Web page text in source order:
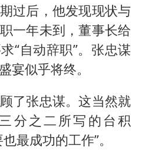
过后，他发现现状与
一年未到，董事长给
“自动辞职”。张忠谋
宴似乎将终。
了张忠谋。这当然就
分之二所写的台积
最成功的工作”。